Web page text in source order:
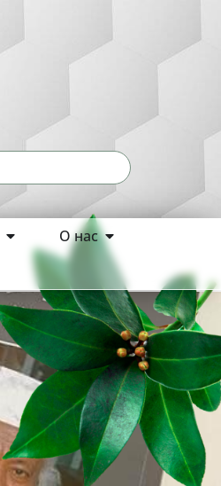
О нас